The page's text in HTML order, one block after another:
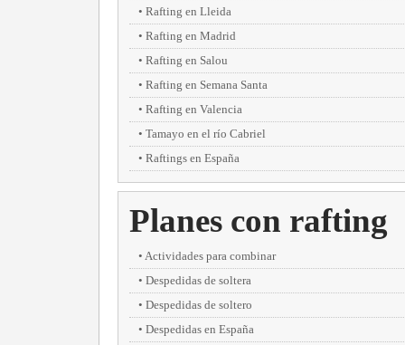
Rafting en Lleida
Rafting en Madrid
Rafting en Salou
Rafting en Semana Santa
Rafting en Valencia
Tamayo en el río Cabriel
Raftings en España
Planes con rafting
Actividades para combinar
Despedidas de soltera
Despedidas de soltero
Despedidas en España